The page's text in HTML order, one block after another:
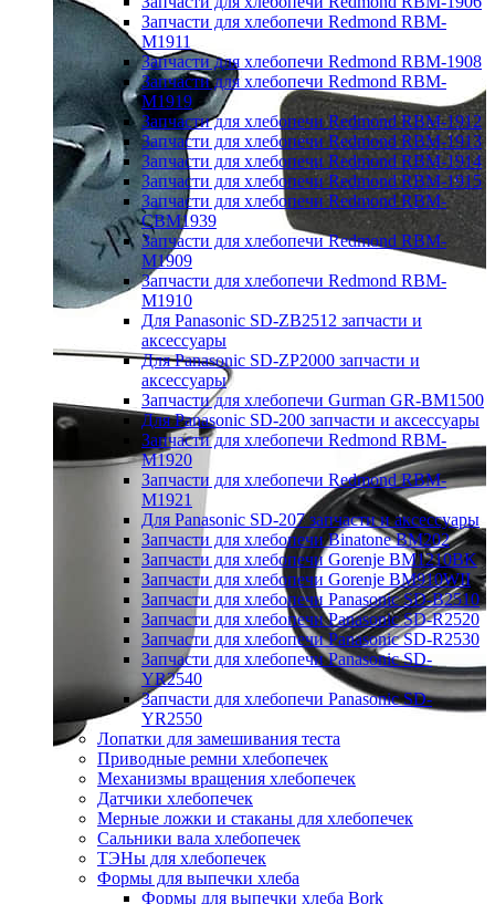
Запчасти для хлебопечи Redmond RBM-
M1911
Запчасти для хлебопечи Redmond RBM-1908
Запчасти для хлебопечи Redmond RBM-
M1919
Запчасти для хлебопечи Redmond RBM-1912
Запчасти для хлебопечи Redmond RBM-1913
Запчасти для хлебопечи Redmond RBM-1914
Запчасти для хлебопечи Redmond RBM-1915
Запчасти для хлебопечи Redmond RBM-
CBM1939
Запчасти для хлебопечи Redmond RBM-
M1909
Запчасти для хлебопечи Redmond RBM-
M1910
Для Panasonic SD-ZB2512 запчасти и
аксессуары
Для Panasonic SD-ZP2000 запчасти и
аксессуары
Запчасти для хлебопечи Gurman GR-BM1500
Для Panasonic SD-200 запчасти и аксессуары
Запчасти для хлебопечи Redmond RBM-
M1920
Запчасти для хлебопечи Redmond RBM-
M1921
Для Panasonic SD-207 запчасти и аксессуары
Запчасти для хлебопечи Binatone BM202
Запчасти для хлебопечи Gorenje BM1210BK
Запчасти для хлебопечи Gorenje BM910WII
Запчасти для хлебопечи Panasonic SD-B2510
Запчасти для хлебопечи Panasonic SD-R2520
Запчасти для хлебопечи Panasonic SD-R2530
Запчасти для хлебопечи Panasonic SD-
YR2540
Запчасти для хлебопечи Panasonic SD-
YR2550
Лопатки для замешивания теста
Приводные ремни хлебопечек
Механизмы вращения хлебопечек
Датчики хлебопечек
Мерные ложки и стаканы для хлебопечек
Сальники вала хлебопечек
ТЭНы для хлебопечек
Формы для выпечки хлеба
Формы для выпечки хлеба Bork